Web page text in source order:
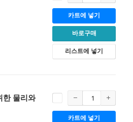
카트에 넣기
바로구매
리스트에 넣기
한 물리와
카트에 넣기